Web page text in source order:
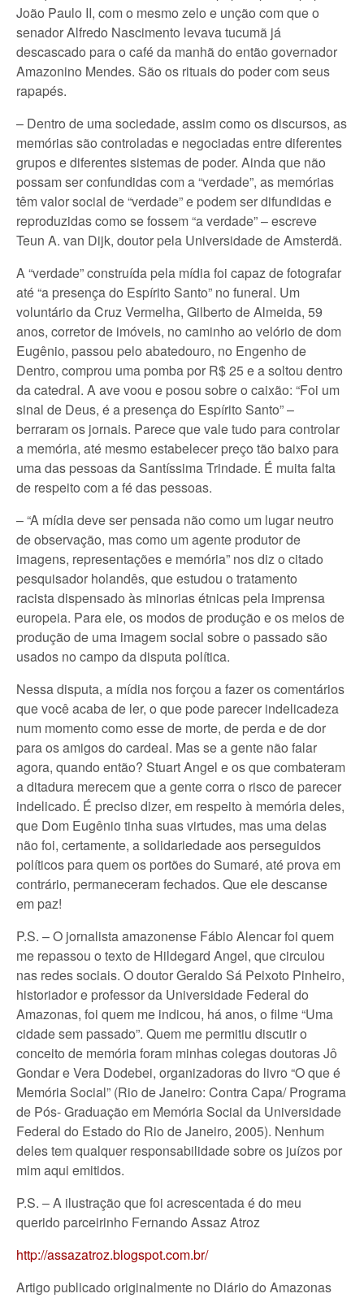
João Paulo II, com o mesmo zelo e unção com que o
senador Alfredo Nascimento levava tucumã já
descascado para o café da manhã do então governador
Amazonino Mendes. São os rituais do poder com seus
rapapés.
– Dentro de uma sociedade, assim como os discursos, as
memórias são controladas e negociadas entre diferentes
grupos e diferentes sistemas de poder. Ainda que não
possam ser confundidas com a “verdade”, as memórias
têm valor social de “verdade” e podem ser difundidas e
reproduzidas como se fossem “a verdade” – escreve
Teun A. van Dijk, doutor pela Universidade de Amsterdã.
A “verdade” construída pela mídia foi capaz de fotografar
até “a presença do Espírito Santo” no funeral. Um
voluntário da Cruz Vermelha, Gilberto de Almeida, 59
anos, corretor de imóveis, no caminho ao velório de dom
Eugênio, passou pelo abatedouro, no Engenho de
Dentro, comprou uma pomba por R$ 25 e a soltou dentro
da catedral. A ave voou e posou sobre o caixão: “Foi um
sinal de Deus, é a presença do Espírito Santo” –
berraram os jornais. Parece que vale tudo para controlar
a memória, até mesmo estabelecer preço tão baixo para
uma das pessoas da Santíssima Trindade. É muita falta
de respeito com a fé das pessoas.
– “A mídia deve ser pensada não como um lugar neutro
de observação, mas como um agente produtor de
imagens, representações e memória” nos diz o citado
pesquisador holandês, que estudou o tratamento
racista dispensado às minorias étnicas pela imprensa
europeia. Para ele, os modos de produção e os meios de
produção de uma imagem social sobre o passado são
usados no campo da disputa política.
Nessa disputa, a mídia nos forçou a fazer os comentários
que você acaba de ler, o que pode parecer indelicadeza
num momento como esse de morte, de perda e de dor
para os amigos do cardeal. Mas se a gente não falar
agora, quando então? Stuart Angel e os que combateram
a ditadura merecem que a gente corra o risco de parecer
indelicado. É preciso dizer, em respeito à memória deles,
que Dom Eugênio tinha suas virtudes, mas uma delas
não foi, certamente, a solidariedade aos perseguidos
políticos para quem os portões do Sumaré, até prova em
contrário, permaneceram fechados. Que ele descanse
em paz!
P.S. – O jornalista amazonense Fábio Alencar foi quem
me repassou o texto de Hildegard Angel, que circulou
nas redes sociais. O doutor Geraldo Sá Peixoto Pinheiro,
historiador e professor da Universidade Federal do
Amazonas, foi quem me indicou, há anos, o filme “Uma
cidade sem passado”. Quem me permitiu discutir o
conceito de memória foram minhas colegas doutoras Jô
Gondar e Vera Dodebei, organizadoras do livro “O que é
Memória Social” (Rio de Janeiro: Contra Capa/ Programa
de Pós- Graduação em Memória Social da Universidade
Federal do Estado do Rio de Janeiro, 2005). Nenhum
deles tem qualquer responsabilidade sobre os juízos por
mim aqui emitidos.
P.S. – A ilustração que foi acrescentada é do meu
querido parceirinho Fernando Assaz Atroz
http://assazatroz.blogspot.com.br/
Artigo publicado originalmente no Diário do Amazonas